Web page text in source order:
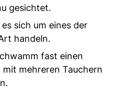
gesichtet.
sich um eines der
handeln.
fast einen
mit mehreren Tauchern